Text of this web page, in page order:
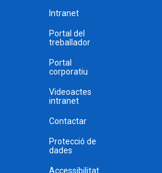
Intranet
Portal del
treballador
Portal
corporatiu
Videoactes
intranet
Contactar
Protecció de
dades
Accessibilitat